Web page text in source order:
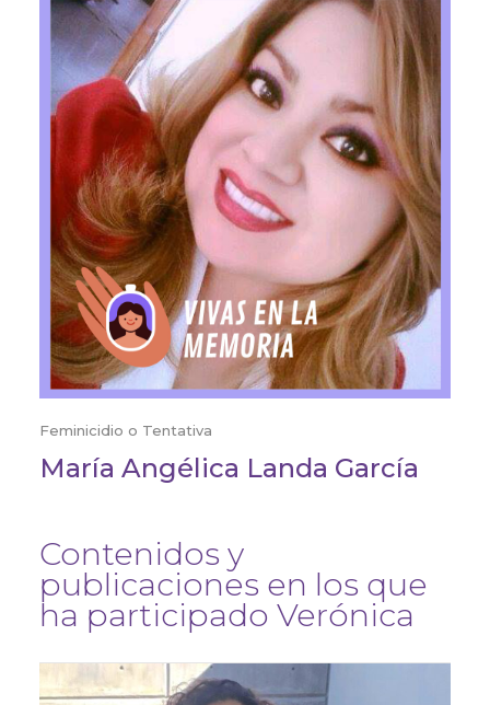
Feminicidio o Tentativa
María Angélica Landa García
Contenidos y
publicaciones en los que
ha participado Verónica